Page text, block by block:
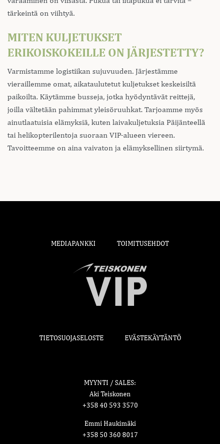
tärkeintä on viihtyä.
MITEN KULJETUKSET
ERIKOISKOKEILLE ON JÄRJESTETTY?
Varmistamme logistiikan sujuvuuden. Järjestämme
vieraillemme omat, aikataulutetut kuljetukset keskeisiltä
paikoilta. Käytämme busseja, jotka hyödyntävät reittejä,
joilla vältetään pahimmat yleisöruuhkat. Tarjoamme myös
ainutlaatuisia elämyksiä, kuten laivakuljetuksia Päijänteellä
tai helikopterilentoja suoraan VIP-alueen viereen.
Tavoitteemme on aina vaivaton ja elämyksellinen siirtymä.
MEDIAPANKKI TOIMITUSEHDOT
TIETOSUOJASELOSTE EVÄSTEKÄYTÄNTÖ
MYYNTI / SALES:
Aki Teiskonen
+358 40 593 3570
Emmi Haukimäki
+358 50 360 8017